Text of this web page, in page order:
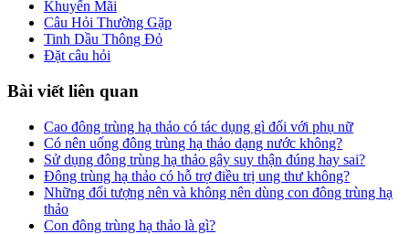
Khuyến Mãi
Câu Hỏi Thường Gặp
Tinh Dầu Thông Đỏ
Đặt câu hỏi
Bài viết liên quan
Cao đông trùng hạ thảo có tác dụng gì đối với phụ nữ
Có nên uống đông trùng hạ thảo dạng nước không?
Sử dụng đông trùng hạ thảo gây suy thận đúng hay sai?
Đông trùng hạ thảo có hỗ trợ điều trị ung thư không?
Những đối tượng nên và không nên dùng con đông trùng hạ
thảo
Con đông trùng hạ thảo là gì?